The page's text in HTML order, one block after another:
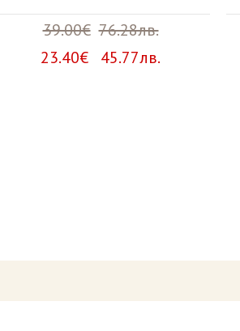
39.00€ 76.28лв.
23.40€ 45.77лв.